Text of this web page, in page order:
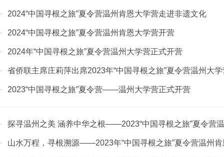
· 2024“中国寻根之旅”夏令营温州肯恩大学营走进非遗文化
· 2024“中国寻根之旅”夏令营温州肯恩大学营开营
· 2024年“中国寻根之旅”夏令营温州大学营正式开营
· 省侨联主席庄莉萍出席2023年“中国寻根之旅”夏令营温州大
· 2023“中国寻根之旅”夏令营——温州大学营正式开营
· 探寻温州之美 涵养中华之根——2023“中国寻根之旅”夏令营
· 山水万程，寻根溯源——2023年“中国寻根之旅”夏令营温州肯